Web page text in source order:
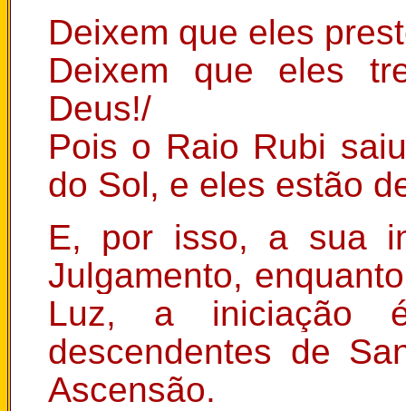
Deixem que eles
Deixem que eles
Deus!/
Pois o Raio Rubi
do Sol, e eles estão
E, por isso, a sua
Julgamento,
Luz, a iniciação
descendentes de
Ascensão.